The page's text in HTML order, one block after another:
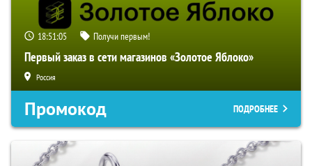
18:51:04 Получи первым!
Первый заказ в сети магазинов «Золотое Яблоко»
Россия
Промокод ПОДРОБНЕЕ